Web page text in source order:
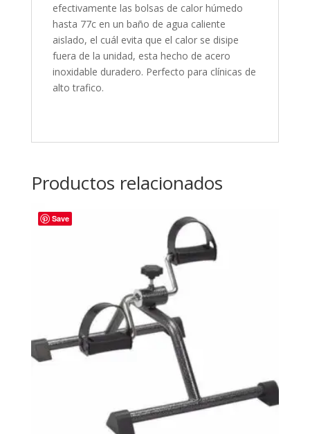
efectivamente las bolsas de calor húmedo
hasta 77c en un baño de agua caliente
aislado, el cuál evita que el calor se disipe
fuera de la unidad, esta hecho de acero
inoxidable duradero. Perfecto para clínicas de
alto trafico.
Productos relacionados
Save